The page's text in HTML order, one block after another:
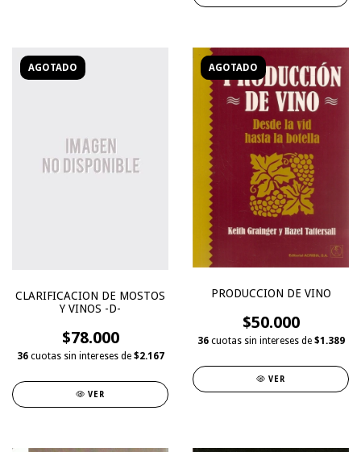
AGOTADO
CLARIFICACION DE MOSTOS
Y VINOS -D-
$78.000
36 cuotas sin intereses de $2.167
VER
AGOTADO
PRODUCCION DE VINO
$50.000
36 cuotas sin intereses de $1.389
VER